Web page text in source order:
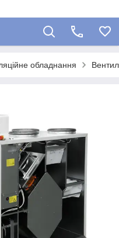
обладнання